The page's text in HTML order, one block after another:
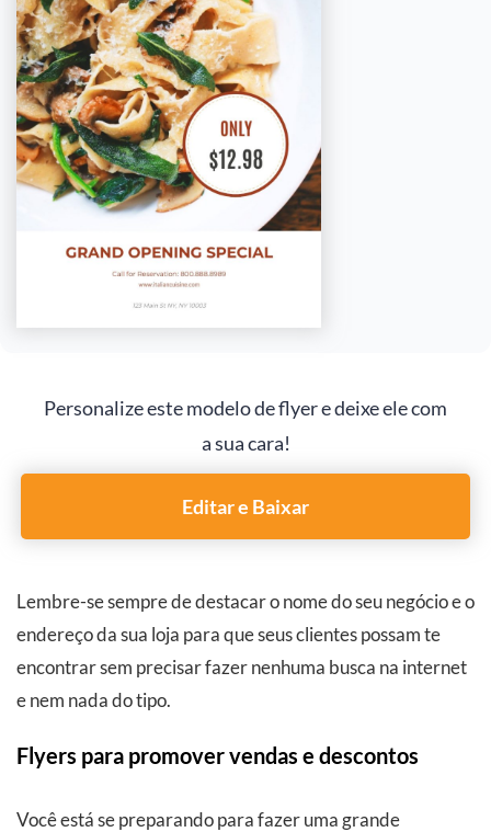
Personalize este modelo de flyer e deixe ele com
a sua cara!
Editar e Baixar
Lembre-se sempre de destacar o nome do seu negócio e o
endereço da sua loja para que seus clientes possam te
encontrar sem precisar fazer nenhuma busca na internet
e nem nada do tipo.
Flyers para promover vendas e descontos
Você está se preparando para fazer uma grande